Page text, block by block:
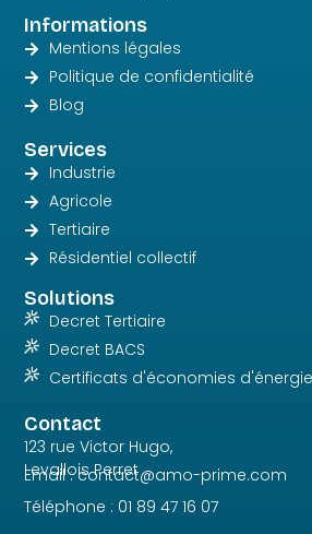
Services
Industrie
Agricole
Tertiaire
Résidentiel collectif
Solutions
Decret Tertiaire
Decret BACS
Certificats d'économies d'énergie
Informations
Mentions légales
Politique de confidentialité
Blog
Contact
123 rue Victor Hugo,
Levallois Perret
Email : contact@amo-prime.com
Téléphone : 01 89 47 16 07